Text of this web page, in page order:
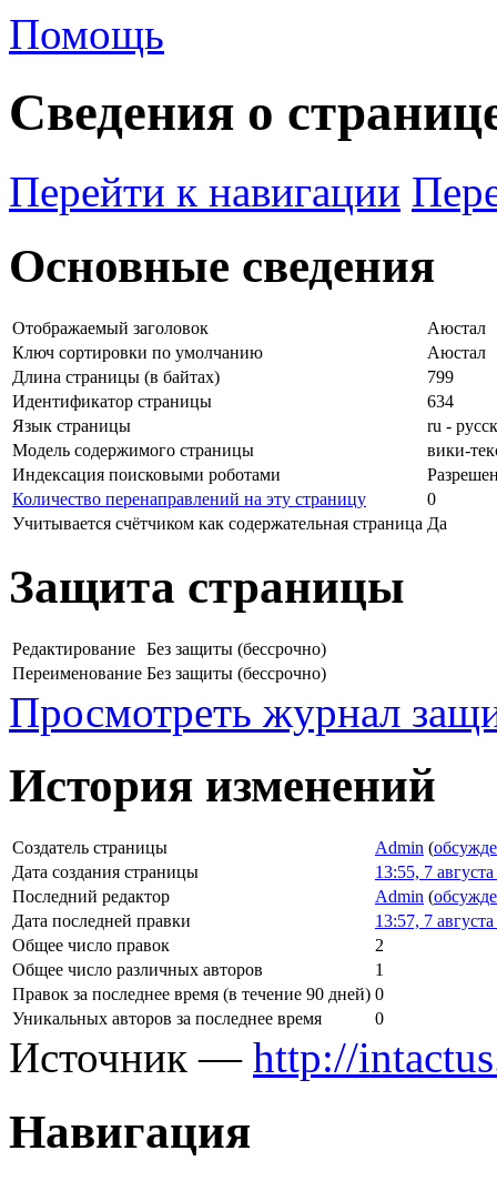
Помощь
Сведения о
Перейти к навигации
Основные сведения
Отображаемый заголовок
Аюстал
Ключ сортировки по умолчанию
Аюстал
Длина страницы (в байтах)
799
Идентификатор страницы
634
Язык страницы
ru -
Модель содержимого страницы
вики-
Индексация поисковыми роботами
Количество перенаправлений на эту страницу
0
Учитывается счётчиком как содержательная страница Да
Защита страницы
Редактирование Без защиты (бессрочно)
Переименование Без защиты (бессрочно)
Просмотреть журнал
История изменений
Создатель страницы Admin (
Дата создания страницы
13:55, 7
Последний редактор
Admin (
Дата последней правки
13:57, 7
Общее число правок
2
Общее число различных авторов
1
Правок за последнее время (в течение 90 дней) 0
Уникальных авторов за последнее время
0
Источник — http://
Навигация